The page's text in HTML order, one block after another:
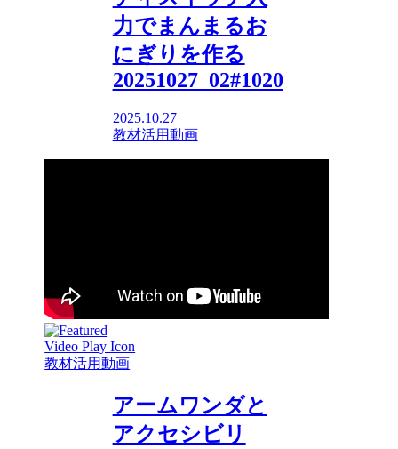
力でまんまるお
にぎりを作る
20251027_02#1020
2025.10.27
教材活用動画
教材活用動画
アームワンダと
アクセシビリ